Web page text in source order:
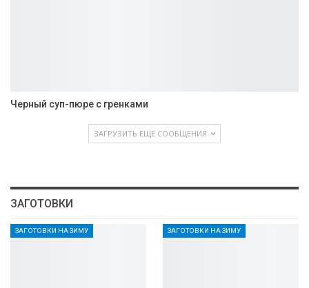
Черный суп-пюре с гренками
ЗАГРУЗИТЬ ЕЩЕ СООБЩЕНИЯ
ЗАГОТОВКИ
ЗАГОТОВКИ НА ЗИМУ ЗАГОТОВКИ НА ЗИМУ